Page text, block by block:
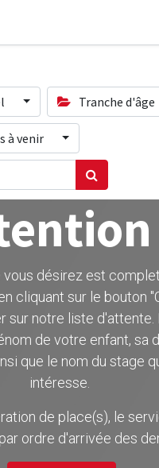
Tranche d'âge
à venir
vous désirez est
cliquant sur le bouton
sur notre liste
de votre enfant, sa
que le nom du stage
intéresse.
de place(s), le
ordre d'arrivée des